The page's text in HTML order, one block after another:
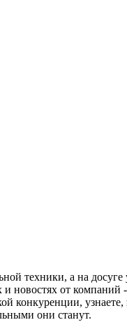
техники, а на досуге
и новостях от компаний -
конкуренции, узнаете,
они станут.